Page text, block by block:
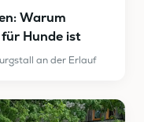
Warum
Hunde ist
an der Erlauf